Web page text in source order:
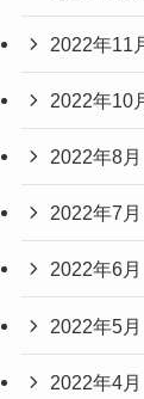
2022年11
2022年10
2022年8月
2022年7月
2022年6月
2022年5月
2022年4月